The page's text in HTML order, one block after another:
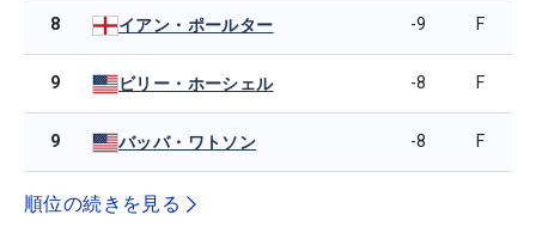
8 イアン・ポールター -9 F
9 ビリー・ホーシェル -8 F
9 バッバ・ワトソン -8 F
順位の続きを見る